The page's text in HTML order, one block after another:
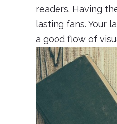
readers. Having
lasting fans. Your
a good flow of